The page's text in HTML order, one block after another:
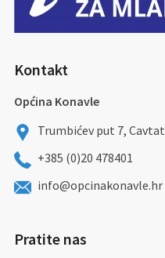
Kontakt
Općina Konavle
Trumbićev put 7, Cavtat
+385 (0)20 478401
info@opcinakonavle.hr
Pratite nas